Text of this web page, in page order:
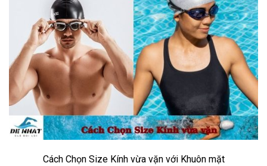
Cách Chọn Size Kính vừa vặn với Khuôn mặt